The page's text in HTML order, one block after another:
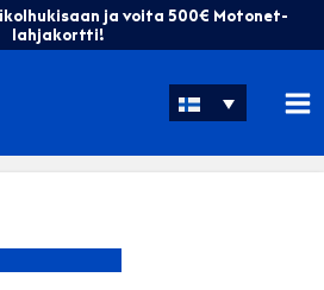
ja voita 500€ Motonet-
lahjakortti!